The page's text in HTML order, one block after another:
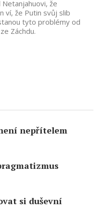
že
ví, že Putin svůj slib
tyto problémy od
Záchdu.
nepřítelem
si duševní